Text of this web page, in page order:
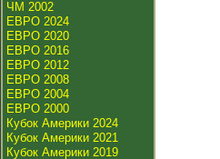
ЧМ 2002
ЕВРО 2024
ЕВРО 2020
ЕВРО 2016
ЕВРО 2012
ЕВРО 2008
ЕВРО 2004
ЕВРО 2000
Кубок Америки 2024
Кубок Америки 2021
Кубок Америки 2019